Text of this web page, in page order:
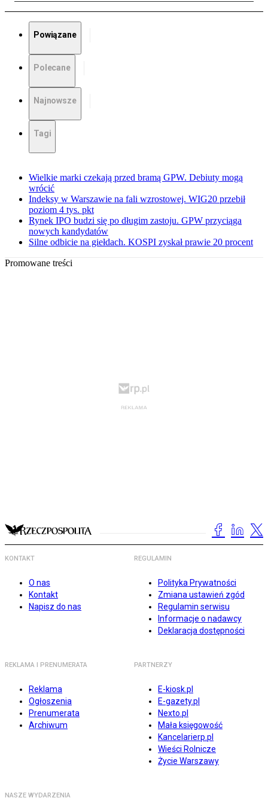
Powiązane
Polecane
Najnowsze
Tagi
Wielkie marki czekają przed bramą GPW. Debiuty mogą
wrócić
Indeksy w Warszawie na fali wzrostowej. WIG20 przebił
poziom 4 tys. pkt
Rynek IPO budzi się po długim zastoju. GPW przyciąga
nowych kandydatów
Silne odbicie na giełdach. KOSPI zyskał prawie 20 procent
Promowane treści
KONTAKT
O nas
Kontakt
Napisz do nas
REGULAMIN
Polityka Prywatności
Zmiana ustawień zgód
Regulamin serwisu
Informacje o nadawcy
Deklaracja dostępności
REKLAMA I PRENUMERATA
Reklama
Ogłoszenia
Prenumerata
Archiwum
PARTNERZY
E-kiosk.pl
E-gazety.pl
Nexto.pl
Mała księgowość
Kancelarierp.pl
Wieści Rolnicze
Życie Warszawy
NASZE WYDARZENIA